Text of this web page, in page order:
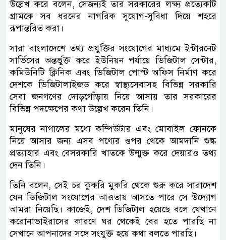
উল্লেখ করে বলেন, সেজন্যই তার সরকারের লক্ষ্য প্রত্যেকটি
গ্রামকে সব ধরনের নাগরিক সুযোগ-সুবিধা দিয়ে শহরে
রূপান্তরিত করা।
সারা বাংলাদেশে তথ্য প্রযুক্তির সংযোগের মাধ্যমে ইন্টারনেট
সার্ভিসের অন্তর্ভুক্ত করে ইউনিয়ন পর্যায়ে ডিজিটাল সেন্টার,
কমিউনিটি ক্লিনিক এবং ডিজিটাল পোস্ট অফিস নির্মাণ করে
দেশকে ডিজিটালাইজড করে স্বাস্থ্যসেবাসহ বিভিন্ন সরকারি
সেবা জনগণের দোড়গোঁড়ায় নিয়ে আসায় তার সরকারের
বিভিন্ন পদক্ষেপের কথা উল্লেখ করেন তিনি।
মানুষের নাগালের মধ্যে কম্পিউটার এবং মোবাইল ফোনকে
নিয়ে আসার জন্য এসব পণ্যের ওপর থেকে আমদানি শুল্ক
প্রত্যাহার এবং বেসরকারি খাতকে উন্মুক্ত করে দেয়ারও তথ্য
দেন তিনি।
তিনি বলেন, সেই চর কুকরি মুকরি থেকে শুরু করে সারাদেশ
যেন ডিজিটাল সংযোগের আওতায় আসতে পারে সে উদ্যোগ
আমরা নিয়েছি। কাজেই, দেশ ডিজিটাল হয়েছে বলে যেখানে
করোনাভাইরাসের কারণে ঘর থেকেই বের হতে পারছি না
সেখানে আপনাদের সঙ্গে সংযুক্ত হয়ে কথা বলতে পারছি।